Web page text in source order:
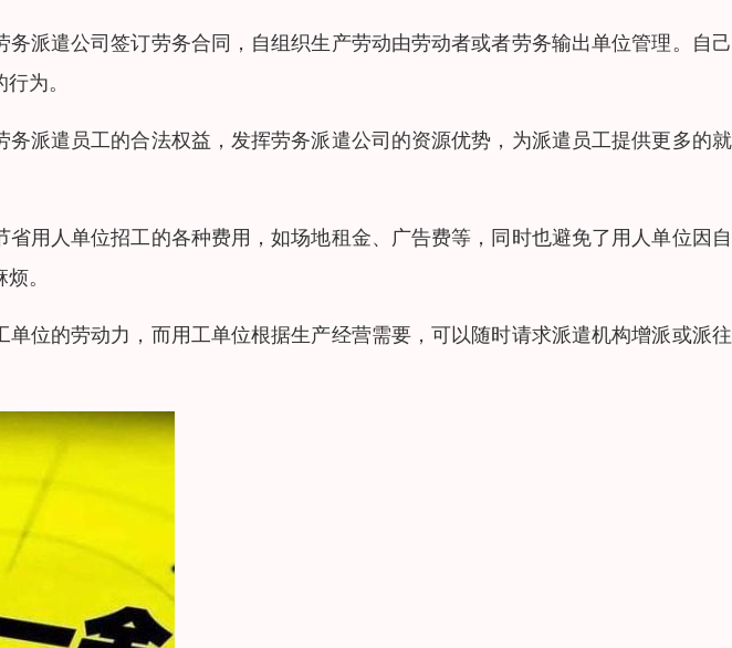
务派遣公司签订劳务合同，自组织生产劳动由劳动者或者劳务输出单位管理。自
为。
派遣员工的合法权益，发挥劳务派遣公司的资源优势，为派遣员工提供更多的
用人单位招工的各种费用，如场地租金、广告费等，同时也避免了用人单位因
。
位的劳动力，而用工单位根据生产经营需要，可以随时请求派遣机构增派或派